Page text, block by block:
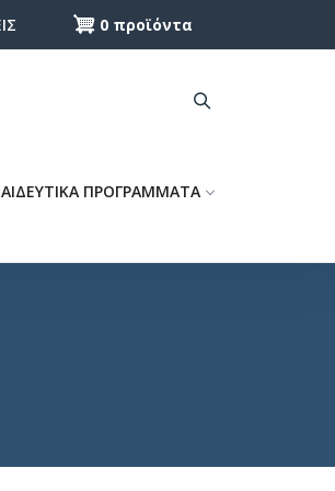
0 προϊόντα
ΠΡΟΓΡΑΜΜΑΤΑ